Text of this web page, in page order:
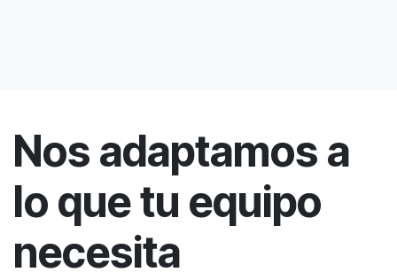
Nos adaptamos a
lo que tu equipo
necesita